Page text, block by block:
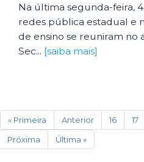
Na última segunda-feira,
redes pública estadual e
de ensino se reuniram no
Sec... [saiba mais]
« Primeira Anterior 16 17
Próxima
Última »